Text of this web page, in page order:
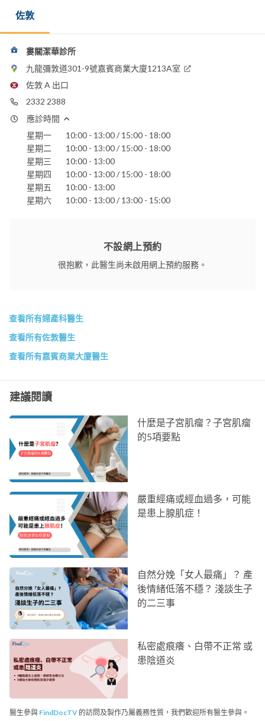
電話：
2332 2388
佐敦
婁關潔華診所
九龍彌敦道301-9號嘉賓商業大廈1213A室
佐敦 A 出口
2332 2388
應診時間
星期一
10:00 - 13:00 / 15:00 - 18:00
星期二
10:00 - 13:00 / 15:00 - 18:00
星期三
10:00 - 13:00
星期四
10:00 - 13:00 / 15:00 - 18:00
星期五
10:00 - 13:00
星期六
10:00 - 13:00 / 13:00 - 15:00
不設網上預約
很抱歉，此醫生尚未啟用網上預約服務。
查看所有婦產科醫生
查看所有佐敦醫生
查看所有嘉賓商業大廈醫生
建議閱讀
什麼是子宮肌瘤？子宮肌瘤
的5項要點
嚴重經痛或經血過多，可能
是患上腺肌症！
自然分娩「女人最痛」？ 產
後情緒低落不穩？ 淺談生子
的二三事
私密處痕癢、白帶不正常 或
患陰道炎
醫生參與 FindDocTV 的訪問及製作乃屬義務性質，我們歡迎所有醫生參與。